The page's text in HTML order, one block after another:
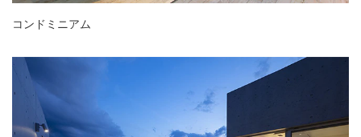
コンドミニアム